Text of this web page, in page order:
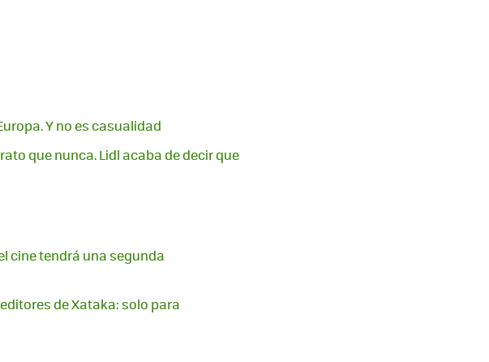
Y no es casualidad
que nunca. Lidl acaba de decir que
cine tendrá una segunda
de Xataka: solo para